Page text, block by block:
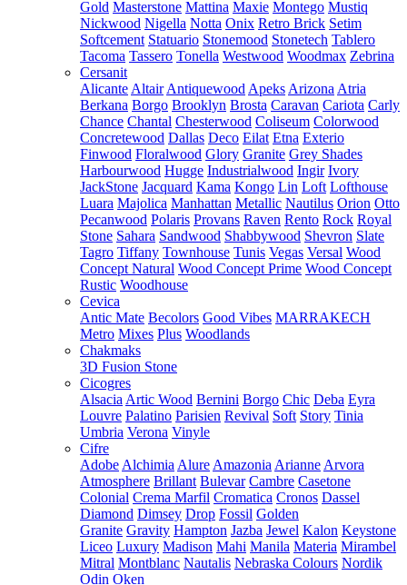
Gold Masterstone Mattina Maxie Montego Mustiq
Nickwood Nigella Notta Onix Retro Brick Setim
Softcement Statuario Stonemood Stonetech Tablero
Tacoma Tassero Tonella Westwood Woodmax Zebrina
Cersanit
Alicante Altair Antiquewood Apeks Arizona Atria
Berkana Borgo Brooklyn Brosta Caravan Cariota Carly
Chance Chantal Chesterwood Coliseum Colorwood
Concretewood Dallas Deco Eilat Etna Exterio
Finwood Floralwood Glory Granite Grey Shades
Harbourwood Hugge Industrialwood Ingir Ivory
JackStone Jacquard Kama Kongo Lin Loft Lofthouse
Luara Majolica Manhattan Metallic Nautilus Orion Otto
Pecanwood Polaris Provans Raven Rento Rock Royal
Stone Sahara Sandwood Shabbywood Shevron Slate
Tagro Tiffany Townhouse Tunis Vegas Versal Wood
Concept Natural Wood Concept Prime Wood Concept
Rustic Woodhouse
Cevica
Antic Mate Becolors Good Vibes MARRAKECH
Metro Mixes Plus Woodlands
Chakmaks
3D Fusion Stone
Cicogres
Alsacia Artic Wood Bernini Borgo Chic Deba Eyra
Louvre Palatino Parisien Revival Soft Story Tinia
Umbria Verona Vinyle
Cifre
Adobe Alchimia Alure Amazonia Arianne Arvora
Atmosphere Brillant Bulevar Cambre Casetone
Colonial Crema Marfil Cromatica Cronos Dassel
Diamond Dimsey Drop Fossil Golden
Granite Gravity Hampton Jazba Jewel Kalon Keystone
Liceo Luxury Madison Mahi Manila Materia Mirambel
Mitral Montblanc Nautalis Nebraska Colours Nordik
Odin Oken